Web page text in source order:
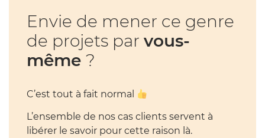
Envie de mener ce genre
de projets par vous-
même ?
C’est tout à fait normal
L’ensemble de nos cas clients servent à
libérer le savoir pour cette raison là.